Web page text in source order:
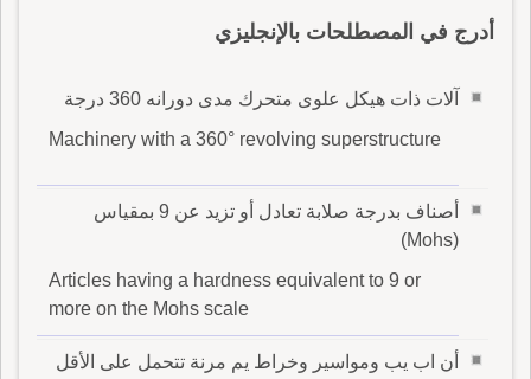
أدرج في المصطلحات بالإنجليزي
آلات ذات هيكل علوى متحرك مدى دورانه 360 درجة
Machinery with a 360° revolving superstructure
أصناف بدرجة صلابة تعادل أو تزيد عن 9 بمقياس
(Mohs)
Articles having a hardness equivalent to 9 or
more on the Mohs scale
أن اب يب ومواسير وخراط يم مرنة تتحمل على الأقل